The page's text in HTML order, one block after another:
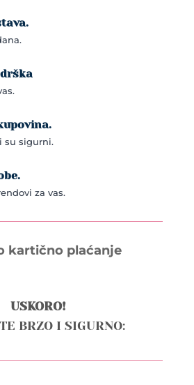
su sigurni.
za vas.
kartično plaćanje
USKORO!
BRZO I SIGURNO: